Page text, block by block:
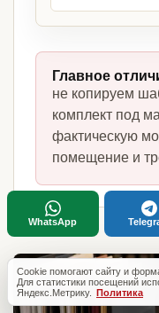
Главное
не копируем
комплект под
фактическую
помещение и
Cookie помогают сайту и
Для статистики посещений
Яндекс.Метрику. Политика
WhatsApp